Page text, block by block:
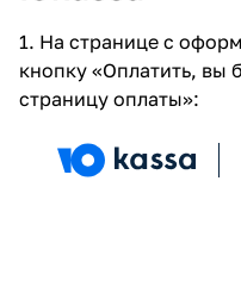
1. На странице с
кнопку «Оплатить, вы
страницу оплаты»: